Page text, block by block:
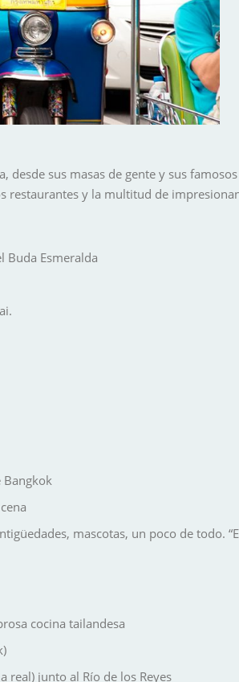
desde sus masas de gente y sus
y la multitud de
Buda Esmeralda
mascotas, un poco de todo.
cocina tailandesa
real) junto al Río de los Reyes